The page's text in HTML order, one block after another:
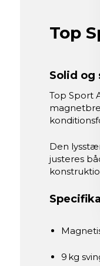
Top
Solid
Top Sport
Den
justeres
9 kg